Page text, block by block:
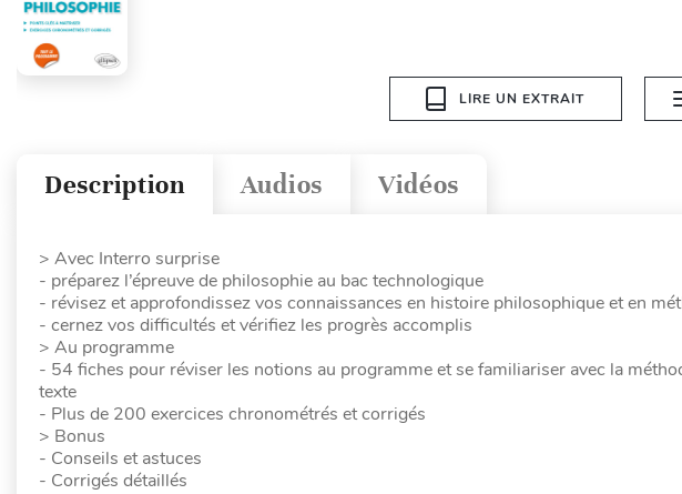
LIRE UN EXTRAIT
Vidéos
Audios
Description
> Avec Interro surprise
- préparez l’épreuve de philosophie au bac technologique
- révisez et approfondissez vos connaissances en histoire philosophique et en
- cernez vos difficultés et vérifiez les progrès accomplis
> Au programme
- 54 fiches pour réviser les notions au programme et se familiariser avec la
texte
- Plus de 200 exercices chronométrés et corrigés
> Bonus
- Conseils et astuces
- Corrigés détaillés